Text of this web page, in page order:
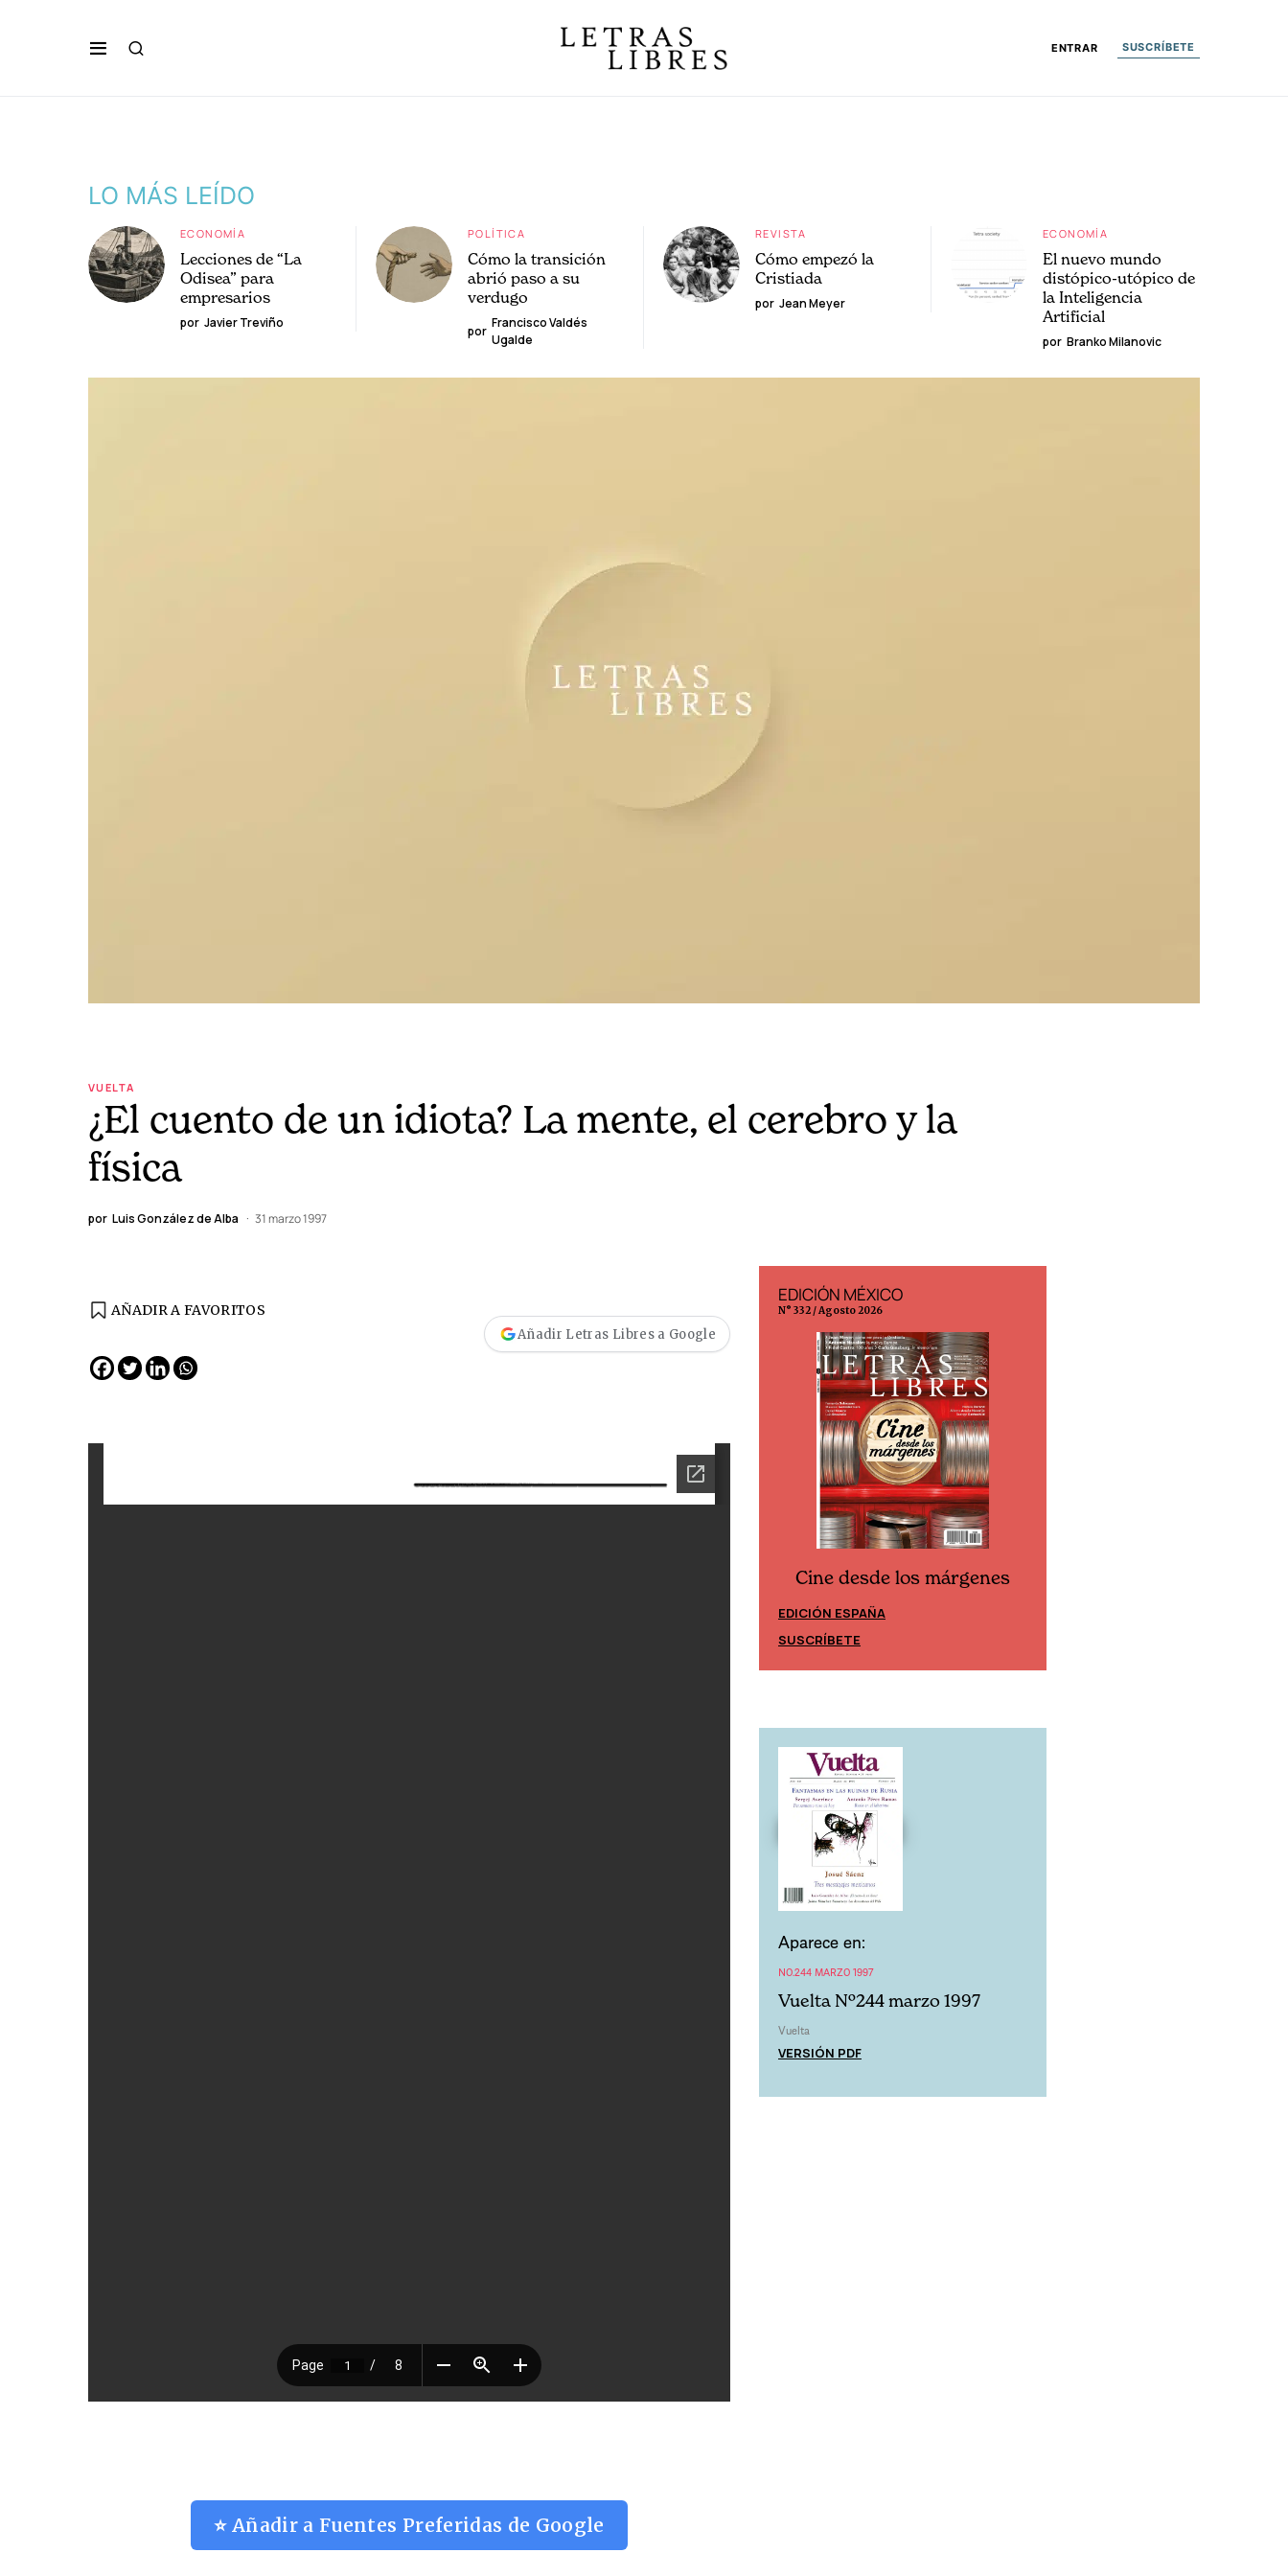
ENTRAR SUSCRÍBETE
LO MÁS LEÍDO
ECONOMÍA
Lecciones de “La
Odisea” para
empresarios
por Javier Treviño
POLÍTICA
Cómo la transición
abrió paso a su
verdugo
por
Francisco Valdés
Ugalde
REVISTA
Cómo empezó la
Cristiada
por Jean Meyer
ECONOMÍA
El nuevo mundo
distópico-utópico de
la Inteligencia
Artificial
por Branko Milanovic
VUELTA
¿El cuento de un idiota? La mente, el cerebro y la
física
por Luis González de Alba 31 marzo 1997
AÑADIR A FAVORITOS
Añadir Letras Libres a Google
⭐ Añadir a Fuentes Preferidas de Google
EDICIÓN MÉXICO
N° 332 / Agosto 2026
Cine desde los márgenes
EDICIÓN ESPAÑA
SUSCRÍBETE
Aparece en:
NO.244 MARZO 1997
Vuelta Nº244 marzo 1997
Vuelta
VERSIÓN PDF